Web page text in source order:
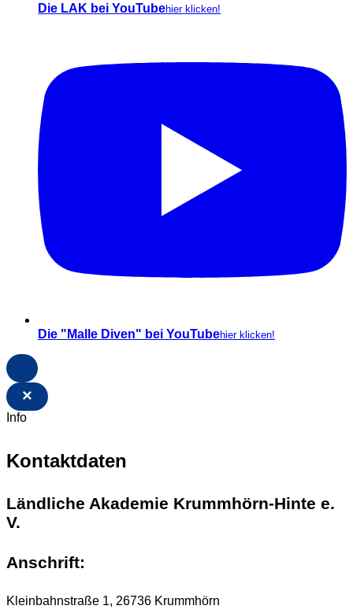
Die LAK bei YouTubehier klicken!
Die "Malle Diven" bei YouTubehier klicken!
×
Info
Kontaktdaten
Ländliche Akademie Krummhörn-Hinte e.
V.
Anschrift:
Kleinbahnstraße 1, 26736 Krummhörn